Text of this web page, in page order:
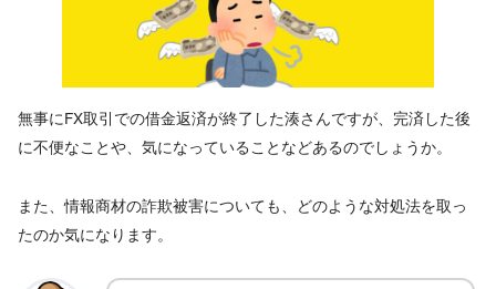
無事にFX取引での借金返済が終了した湊さんですが、完済した後
に不便なことや、気になっていることなどあるのでしょうか。
また、情報商材の詐欺被害についても、どのような対処法を取っ
たのか気になります。